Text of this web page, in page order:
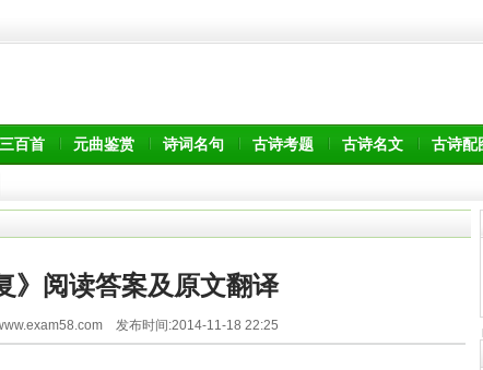
百首 元曲鉴赏 诗词名句 古诗考题 古诗名文 古诗配
》阅读答案及原文翻译
发布时间:2014-11-18 22:25